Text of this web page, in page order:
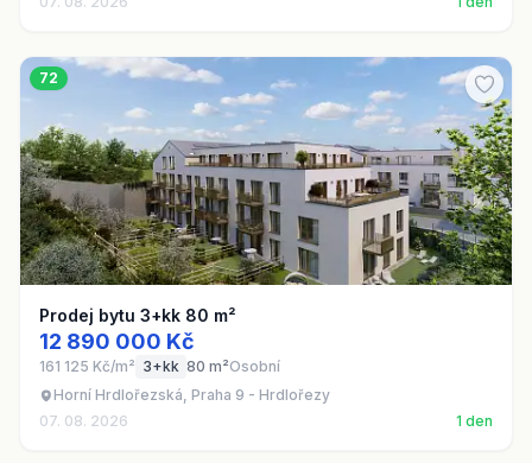
72
Prodej bytu 3+kk 80 m²
12 890 000 Kč
161 125 Kč/m² 3+kk 80 m²Osobní
Horní Hrdlořezská, Praha 9 - Hrdlořezy
07. 08. 2026
1 den